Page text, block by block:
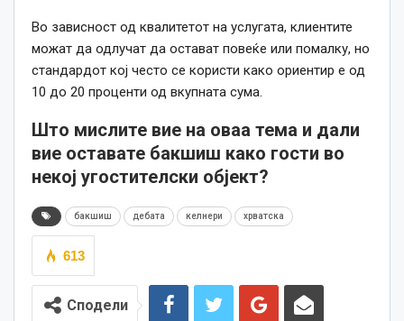
Во зависност од квалитетот на услугата, клиентите
можат да одлучат да остават повеќе или помалку, но
стандардот кој често се користи како ориентир е од
10 до 20 проценти од вкупната сума.
Што мислите вие на оваа тема и дали
вие оставате бакшиш како гости во
некој угостителски објект?
бакшиш дебата келнери хрватска
613
Сподели